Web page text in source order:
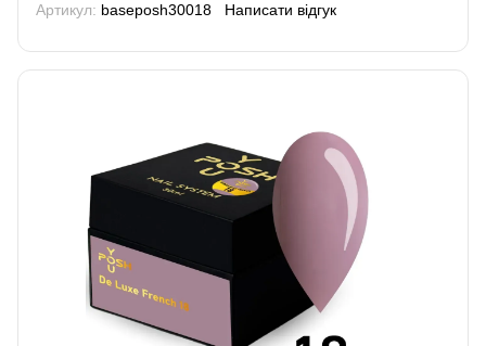
Артикул: baseposh30018 Написати відгук